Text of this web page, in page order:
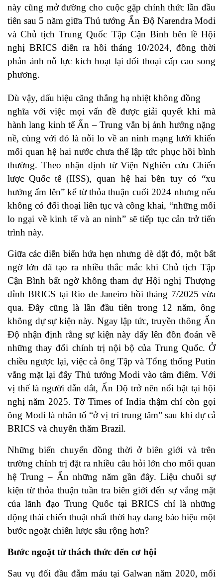
này cũng mở đường cho cuộc gặp chính thức lần đầu
tiên sau 5 năm giữa Thủ tướng Ấn Độ Narendra Modi
và Chủ tịch Trung Quốc Tập Cận Bình bên lề Hội
nghị BRICS diễn ra hồi tháng 10/2024, đồng thời
phản ánh nỗ lực kích hoạt lại đối thoại cấp cao song
phương.
Dù vậy, dấu hiệu căng thẳng hạ nhiệt không đồng
nghĩa với việc mọi vấn đề được giải quyết khi mà
hành lang kinh tế Ấn – Trung vẫn bị ảnh hưởng nặng
nề, cùng với đó là nỗi lo về an ninh mạng lưới khiến
mối quan hệ hai nước chưa thể lập tức phục hồi bình
thường. Theo nhận định từ Viện Nghiên cứu Chiến
lược Quốc tế (IISS), quan hệ hai bên tuy có “xu
hướng ấm lên” kể từ thỏa thuận cuối 2024 nhưng nếu
không có đối thoại liên tục và công khai, “những mối
lo ngại về kinh tế và an ninh” sẽ tiếp tục cản trở tiến
trình này.
Giữa các diễn biến hứa hẹn nhưng dè dặt đó, một bất
ngờ lớn đã tạo ra nhiều thắc mắc khi Chủ tịch Tập
Cận Bình bất ngờ không tham dự Hội nghị Thượng
đỉnh BRICS tại Rio de Janeiro hồi tháng 7/2025 vừa
qua. Đây cũng là lần đầu tiên trong 12 năm, ông
không dự sự kiện này. Ngay lập tức, truyền thông Ấn
Độ nhận định rằng sự kiện này dấy lên đồn đoán về
những thay đổi chính trị nội bộ của Trung Quốc. Ở
chiều ngược lại, việc cả ông Tập và Tổng thống Putin
vắng mặt lại đẩy Thủ tướng Modi vào tâm điểm. Với
vị thế là người dẫn dắt, Ấn Độ trở nên nổi bật tại hội
nghị năm 2025. Tờ Times of India thậm chí còn gọi
ông Modi là nhân tố “ở vị trí trung tâm” sau khi dự cả
BRICS và chuyến thăm Brazil.
Những biến chuyển đồng thời ở biên giới và trên
trường chính trị đặt ra nhiều câu hỏi lớn cho mối quan
hệ Trung – Ấn những năm gần đây. Liệu chuỗi sự
kiện từ thỏa thuận tuần tra biên giới đến sự vắng mặt
của lãnh đạo Trung Quốc tại BRICS chỉ là những
động thái chiến thuật nhất thời hay đang báo hiệu một
bước ngoặt chiến lược sâu rộng hơn?
Bước ngoặt từ thách thức đến cơ hội
Sau vụ đối đầu đẫm máu tại Galwan năm 2020, mối